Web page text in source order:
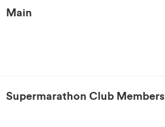
Main
Supermarathon Club Members